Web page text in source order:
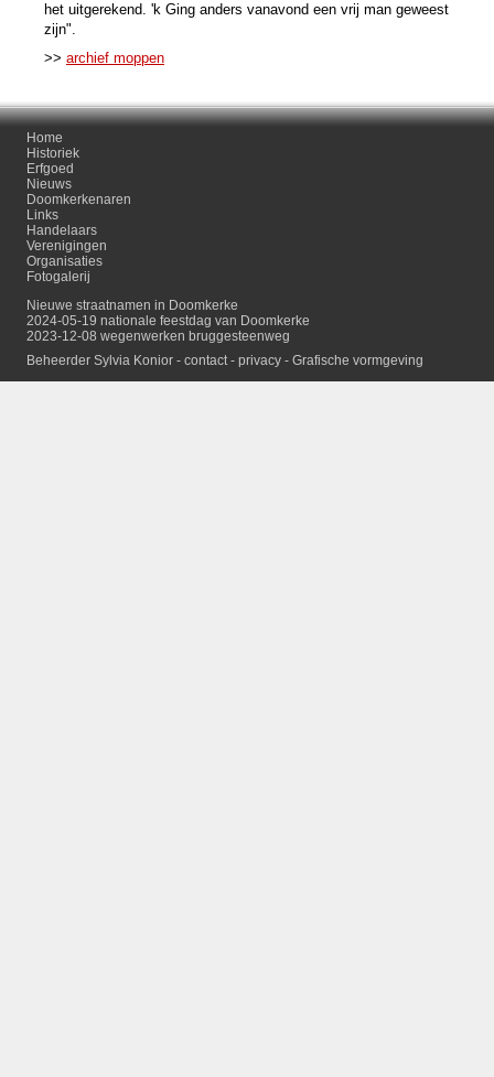
het uitgerekend. 'k Ging anders vanavond een vrij man geweest
zijn".
>> archief moppen
Home
Historiek
Erfgoed
Nieuws
Doomkerkenaren
Links
Handelaars
Verenigingen
Organisaties
Fotogalerij
Nieuwe straatnamen in Doomkerke
2024-05-19 nationale feestdag van Doomkerke
2023-12-08 wegenwerken bruggesteenweg
Beheerder Sylvia Konior - contact- privacy - Grafische vormgeving